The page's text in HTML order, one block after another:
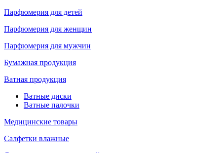
Парфюмерия для детей
Парфюмерия для женщин
Парфюмерия для мужчин
Бумажная продукция
Ватная продукция
Ватные диски
Ватные палочки
Медицинские товары
Салфетки влажные